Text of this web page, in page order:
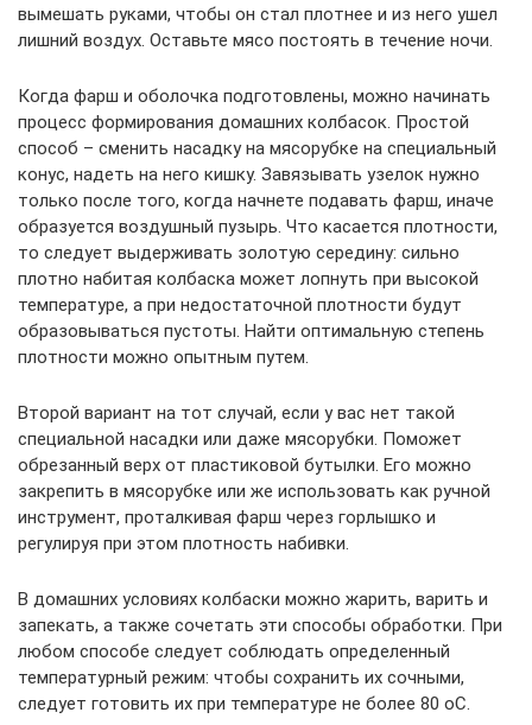
вымешать руками, чтобы он стал плотнее и из него ушел
лишний воздух. Оставьте мясо постоять в течение ночи.
Когда фарш и оболочка подготовлены, можно начинать
процесс формирования домашних колбасок. Простой
способ – сменить насадку на мясорубке на специальный
конус, надеть на него кишку. Завязывать узелок нужно
только после того, когда начнете подавать фарш, иначе
образуется воздушный пузырь. Что касается плотности,
то следует выдерживать золотую середину: сильно
плотно набитая колбаска может лопнуть при высокой
температуре, а при недостаточной плотности будут
образовываться пустоты. Найти оптимальную степень
плотности можно опытным путем.
Второй вариант на тот случай, если у вас нет такой
специальной насадки или даже мясорубки. Поможет
обрезанный верх от пластиковой бутылки. Его можно
закрепить в мясорубке или же использовать как ручной
инструмент, проталкивая фарш через горлышко и
регулируя при этом плотность набивки.
В домашних условиях колбаски можно жарить, варить и
запекать, а также сочетать эти способы обработки. При
любом способе следует соблюдать определенный
температурный режим: чтобы сохранить их сочными,
следует готовить их при температуре не более 80 оС.